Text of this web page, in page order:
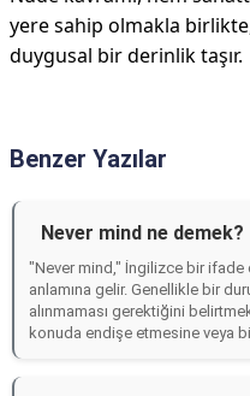
yere sahip olmakla
duygusal bir derinlik taşır.
Benzer Yazılar
Never mind ne demek?
"Never mind," İngilizce bir
anlamına gelir. Genellikle bir
alınmaması gerektiğini
konuda endişe etmesine veya